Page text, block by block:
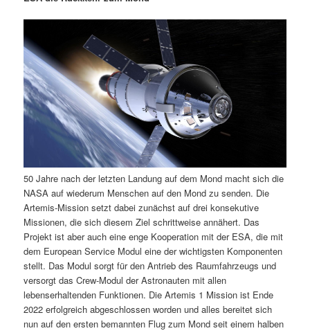
r
e
n
n
h
a
l
t
s
d
ä
r
n
I
n
h
a
l
n
a
v
i
g
a
t
i
o
50 Jahre nach der letzten Landung auf dem Mond macht sich die
NASA auf wiederum Menschen auf den Mond zu senden. Die
Artemis-Mission setzt dabei zunächst auf drei konsekutive
Missionen, die sich diesem Ziel schrittweise annähert. Das
Projekt ist aber auch eine enge Kooperation mit der ESA, die mit
dem European Service Modul eine der wichtigsten Komponenten
stellt. Das Modul sorgt für den Antrieb des Raumfahrzeugs und
versorgt das Crew-Modul der Astronauten mit allen
lebenserhaltenden Funktionen. Die Artemis 1 Mission ist Ende
2022 erfolgreich abgeschlossen worden und alles bereitet sich
nun auf den ersten bemannten Flug zum Mond seit einem halben